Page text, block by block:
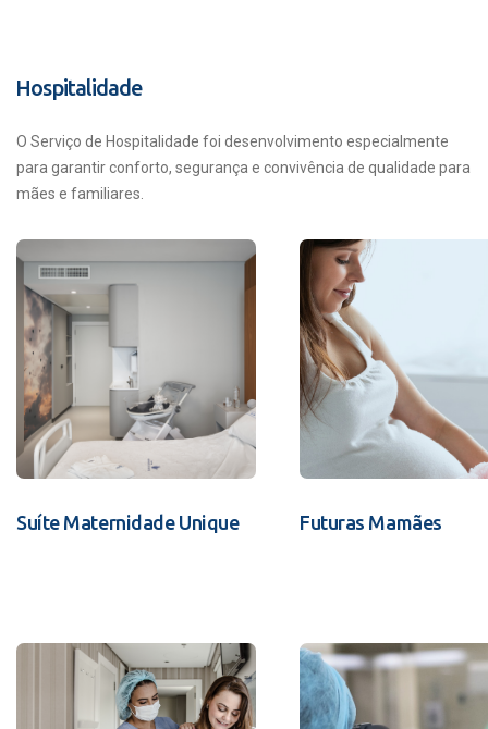
Hospitalidade
O Serviço de Hospitalidade foi desenvolvimento especialmente
para garantir conforto, segurança e convivência de qualidade para
mães e familiares.
Suíte Maternidade Unique Futuras Mamães